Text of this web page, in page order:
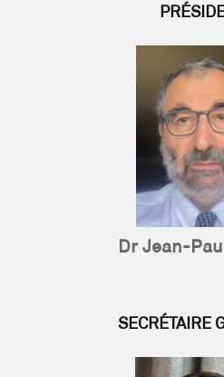
Dr Jean-
SECRÉTAIRE